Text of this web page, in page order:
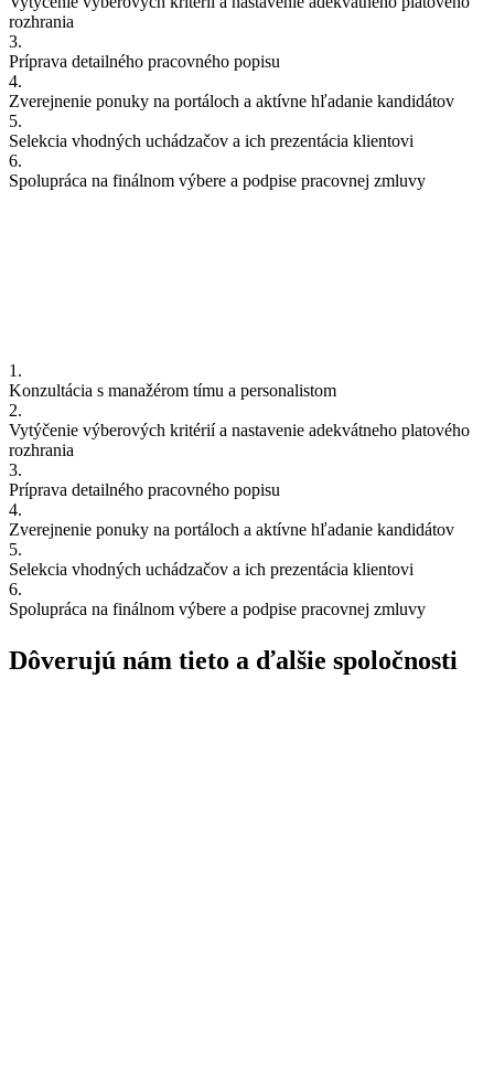
rozhrania
3.
Príprava detailného pracovného popisu
4.
Zverejnenie ponuky na portáloch a aktívne hľadanie kandidátov
5.
Selekcia vhodných uchádzačov a ich prezentácia klientovi
6.
Spolupráca na finálnom výbere a podpise pracovnej zmluvy
1.
Konzultácia s manažérom tímu a personalistom
2.
Vytýčenie výberových kritérií a nastavenie adekvátneho platového
rozhrania
3.
Príprava detailného pracovného popisu
4.
Zverejnenie ponuky na portáloch a aktívne hľadanie kandidátov
5.
Selekcia vhodných uchádzačov a ich prezentácia klientovi
6.
Spolupráca na finálnom výbere a podpise pracovnej zmluvy
Dôverujú nám tieto a ďalšie spoločnosti